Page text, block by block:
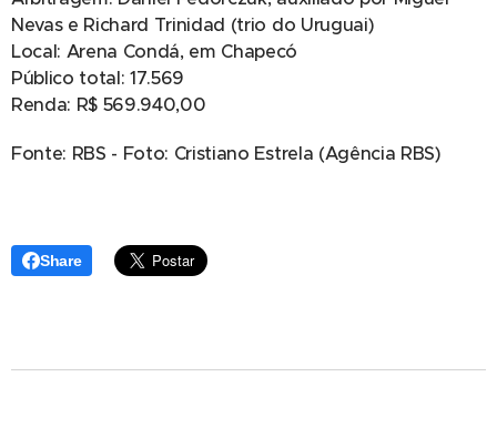
Nevas e Richard Trinidad (trio do Uruguai)
Local: Arena Condá, em Chapecó
Público total: 17.569
Renda: R$ 569.940,00
Fonte: RBS - Foto: Cristiano Estrela (Agência RBS)
Share